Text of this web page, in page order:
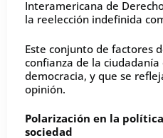
Interamericana de
la reelección indefinida
Este conjunto de factores
confianza de la
democracia, y que se
opinión.
Polarización en la
sociedad